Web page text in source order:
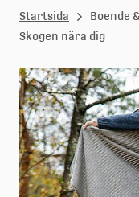
u
l
e
å
k
o
Startsida Boende
Skogen nära dig